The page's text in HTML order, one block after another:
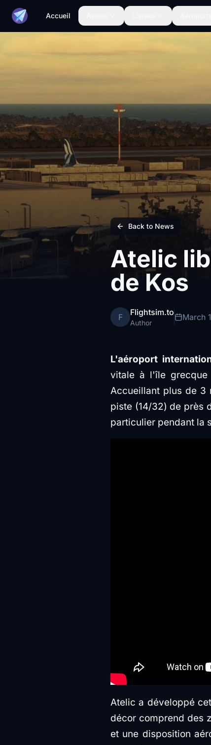
Accueil
Back to News
Atelic
de Kos
F Flightsim.to
Author
March
L'aéroport
vitale à l'île grecque
Accueillant plus de 3
piste (14/32) de près
particulier pendant la
Atelic a développé
décor comprend des
et une disposition